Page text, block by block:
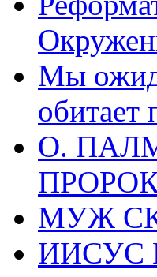
Мы
обитает
О.
МУЖ
ИИСУС